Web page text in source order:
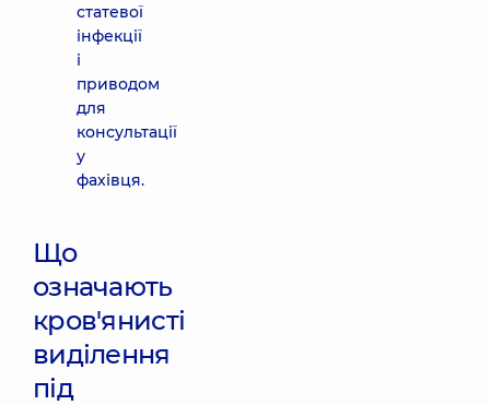
статевої
інфекції
і
приводом
для
консультації
у
фахівця.
Що
означають
кров'янисті
виділення
під